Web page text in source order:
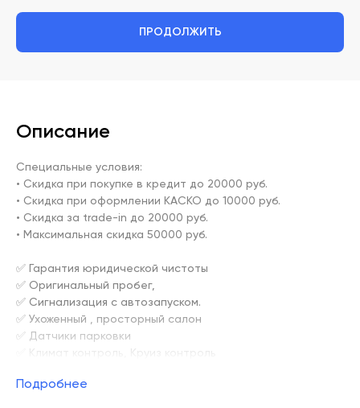
ПРОДОЛЖИТЬ
Описание
Специальные условия:
• Скидка при покупке в кредит до 20000 руб.
• Скидка при оформлении КАСКО до 10000 руб.
• Скидка за trade-in до 20000 руб.
• Максимальная скидка 50000 руб.
✅ Гарантия юридической чистоты
✅ Оригинальный пробег,
✅ Сигнализация с автозапуском.
✅ Ухоженный , просторный салон
✅ Датчики парковки
✅ Климат контроль, Круиз контроль
подъёмник.
Подробнее